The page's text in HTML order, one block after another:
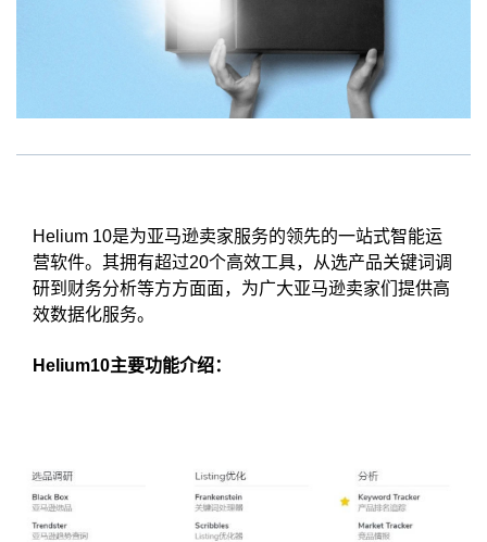
Helium 10是为亚马逊卖家服务的领先的一站式智能运
营软件。其拥有超过20个高效工具，从选产品关键词调
研到财务分析等方方面面，为广大亚马逊卖家们提供高
效数据化服务。
Helium10主要功能介绍：